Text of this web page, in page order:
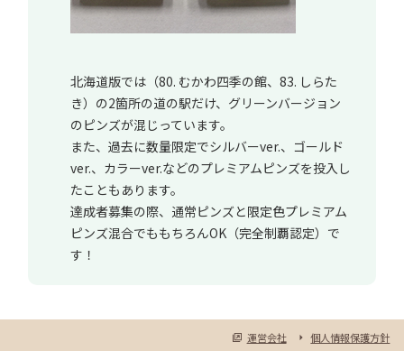
北海道版では（80. むかわ四季の館、83. しらた
き）の2箇所の道の駅だけ、グリーンバージョン
のピンズが混じっています。
また、過去に数量限定でシルバーver.、ゴールド
ver.、カラーver.などのプレミアムピンズを投入し
たこともあります。
達成者募集の際、通常ピンズと限定色プレミアム
ピンズ混合でももちろんOK（完全制覇認定）で
す！
運営会社 個人情報保護方針